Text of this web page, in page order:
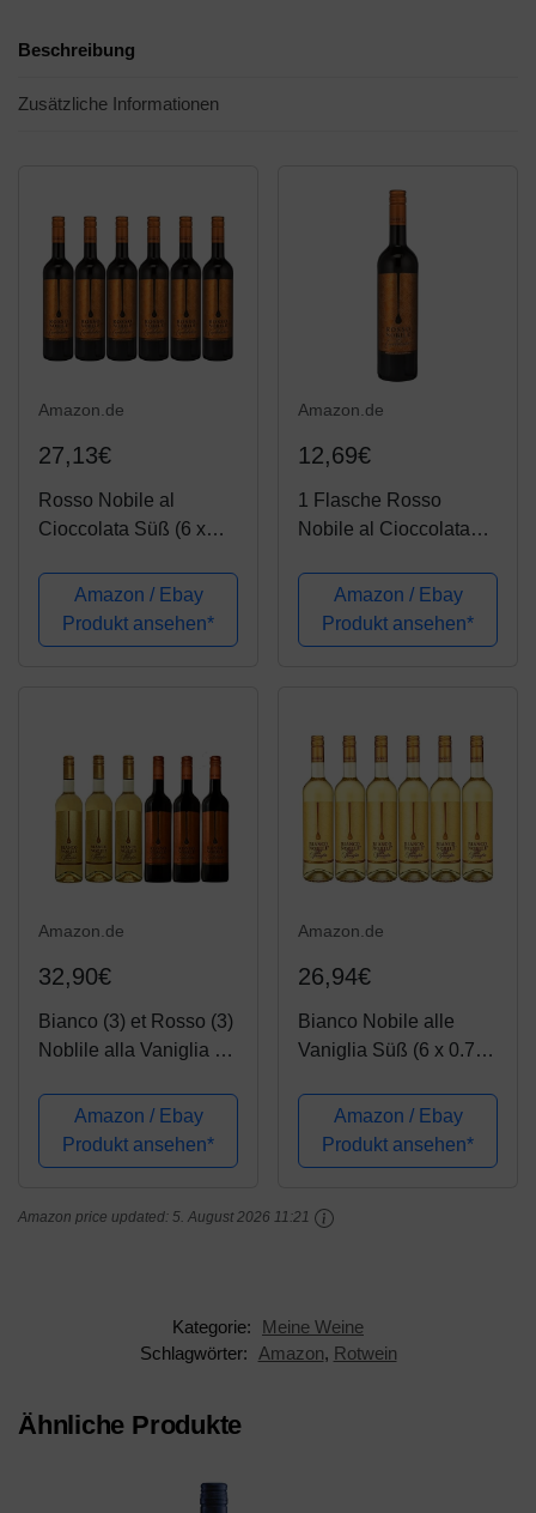
Beschreibung
Zusätzliche Informationen
Amazon.de
27,13€
Rosso Nobile al
Cioccolata Süß (6 x
Amazon / Ebay
Produkt ansehen*
Amazon.de
12,69€
1 Flasche Rosso
Nobile al Cioccolata
/ 750ml Flasche / 10%
Vol.
Amazon / Ebay
Produkt ansehen*
Amazon.de
32,90€
Bianco (3) et Rosso (3)
Noblile alla Vaniglia et
Amazon / Ebay
Produkt ansehen*
Amazon.de
26,94€
Bianco Nobile alle
Vaniglia Süß (6 x 0.75
Amazon / Ebay
Produkt ansehen*
Amazon price updated: 5. August 2026 11:21
Kategorie:
Meine Weine
Schlagwörter:
Amazon, Rotwein
Ähnliche Produkte